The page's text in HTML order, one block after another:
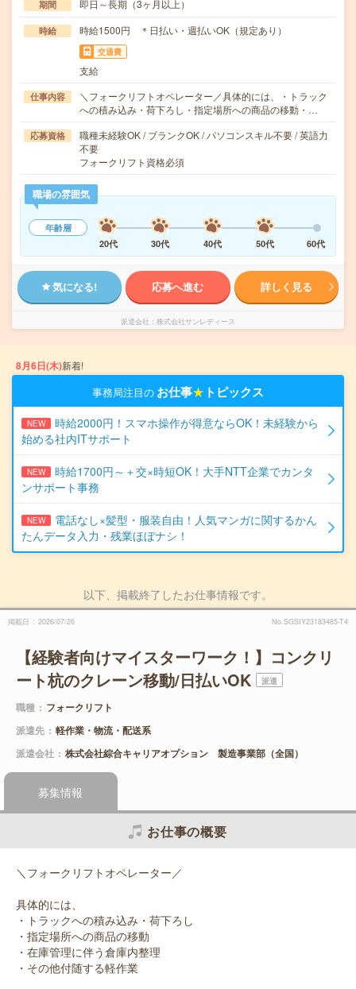
期間 即日～長期（3ヶ月以上）
時給 時給1500円 ＊日払い・週払いOK（規定あり）
交通費
支給
仕事内容
＼フォークリフトオペレーター／具体的には、・トラック
への積み込み・荷下ろし・指定場所への商品の移動・…
応募資格
職種未経験OK / ブランクOK / パソコンスキル不要 / 英語力
不要
フォークリフト資格必須
職場の雰囲気
年齢層
20代
30代 40代 50代 60代
気になる! 応募へ進む 詳しく見る
派遣会社 株式会社サンレディース
8月6日(木)新着!
事務局注目の お仕事★ トピックス
NEW
時給2000円！スマホ操作が得意ならOK！未経験から
始める社内ITサポート
NEW
時給1700円～＋交×時短OK！大手NTT企業でカンタ
ンサポート事務
NEW
電話なし×髪型・服装自由！人気マンガに関するかん
たんデータ入力・残業ほぼナシ！
以下、掲載終了したお仕事情報です。
掲載日 2026/07/26 No.SGSIY23183485-T4
【経験者向けマイスターワーク！】コンクリ
ート杭のクレーン移動/日払いOK
派遣
職種
フォークリフト
派遣先
軽作業・物流・配送系
派遣会社
株式会社綜合キャリアオプション 製造事業部（全国）
募集情報
お仕事の概要
＼フォークリフトオペレーター／
具体的には、
・トラックへの積み込み・荷下ろし
・指定場所への商品の移動
・在庫管理に伴う倉庫内整理
・その他付随する軽作業